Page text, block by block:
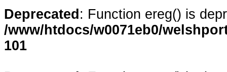
Deprecated : Function ereg() is
/www/htdocs/w0071eb0/
101